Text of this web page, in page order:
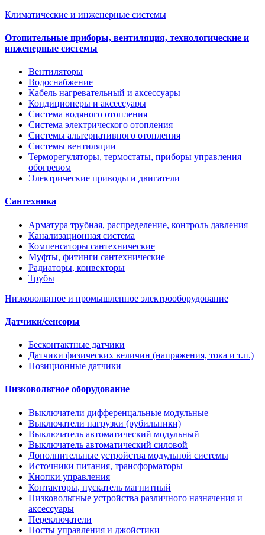
Климатические и инженерные системы
Отопительные приборы, вентиляция, технологические и
инженерные системы
Вентиляторы
Водоснабжение
Кабель нагревательный и аксессуары
Кондиционеры и аксессуары
Система водяного отопления
Система электрического отопления
Системы альтернативного отопления
Системы вентиляции
Терморегуляторы, термостаты, приборы управления
обогревом
Электрические приводы и двигатели
Сантехника
Арматура трубная, распределение, контроль давления
Канализационная система
Компенсаторы сантехнические
Муфты, фитинги сантехнические
Радиаторы, конвекторы
Трубы
Низковольтное и промышленное электрооборудование
Датчики/сенсоры
Бесконтактные датчики
Датчики физических величин (напряжения, тока и т.п.)
Позиционные датчики
Низковольтное оборудование
Выключатели дифференцальные модульные
Выключатели нагрузки (рубильники)
Выключатель автоматический модульный
Выключатель автоматический силовой
Дополнительные устройства модульной системы
Источники питания, трансформаторы
Кнопки управления
Контакторы, пускатель магнитный
Низковольтные устройства различного назначения и
аксессуары
Переключатели
Посты управления и джойстики